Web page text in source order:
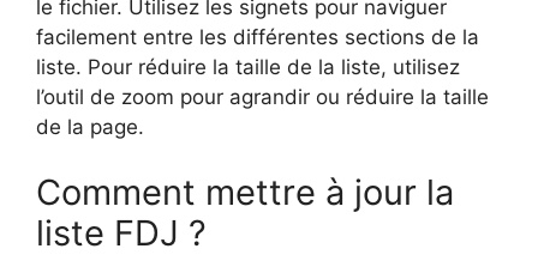
le fichier. Utilisez les signets pour naviguer
facilement entre les différentes sections de la
liste. Pour réduire la taille de la liste, utilisez
l’outil de zoom pour agrandir ou réduire la taille
de la page.
Comment mettre à jour la
liste FDJ ?